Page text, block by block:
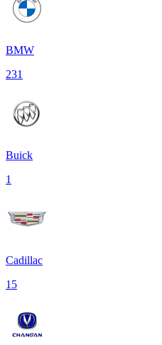
BMW
231
Buick
1
Cadillac
15